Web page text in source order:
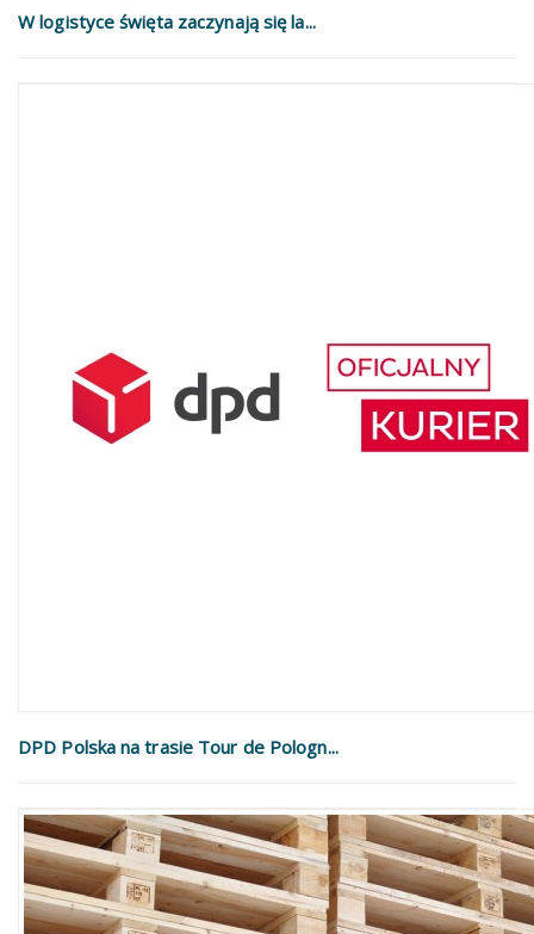
W logistyce święta zaczynają się la...
DPD Polska na trasie Tour de Pologn...